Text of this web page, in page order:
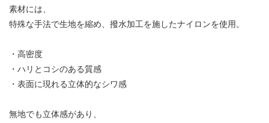
素材には、
特殊な手法で生地を縮め、撥水加工を施したナイロンを使用。
・高密度
・ハリとコシのある質感
・表面に現れる立体的なシワ感
無地でも立体感があり、